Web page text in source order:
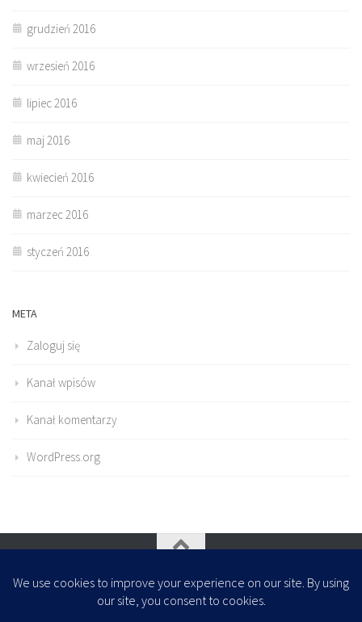
grudzień 2016
wrzesień 2016
lipiec 2016
maj 2016
kwiecień 2016
marzec 2016
styczeń 2016
META
Zaloguj się
Kanał wpisów
Kanał komentarzy
WordPress.org